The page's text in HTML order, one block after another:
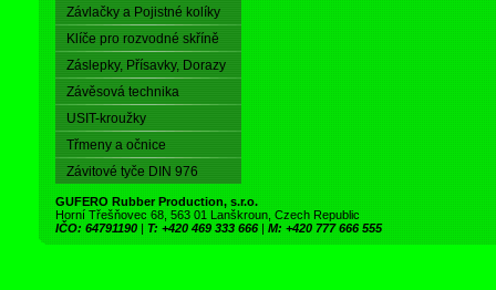
Závlačky a Pojistné kolíky
Klíče pro rozvodné skříně
Záslepky, Přísavky, Dorazy
Závěsová technika
USIT-kroužky
Třmeny a očnice
Závitové tyče DIN 976
GUFERO Rubber Production, s.r.o.
Horní Třešňovec 68, 563 01 Lanškroun, Czech Republic
IČO: 64791190 | T: +420 469 333 666 | M: +420 777 666 555